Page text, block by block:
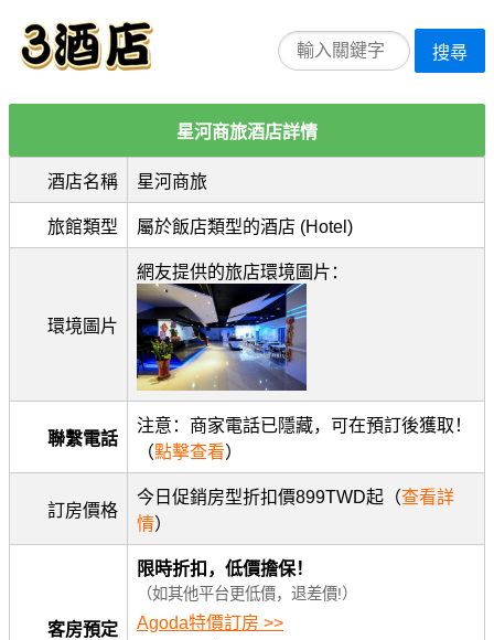
搜尋
星河商旅酒店詳情
酒店名稱 星河商旅
旅館類型 屬於飯店類型的酒店 (Hotel)
環境圖片
網友提供的旅店環境圖片：
聯繫電話
注意：商家電話已隱藏，可在預訂後獲取！
（點擊查看）
訂房價格
今日促銷房型折扣價899TWD起（查看詳
情）
客房預定
限時折扣，低價擔保！
（如其他平台更低價，退差價!）
Agoda特價訂房 >>